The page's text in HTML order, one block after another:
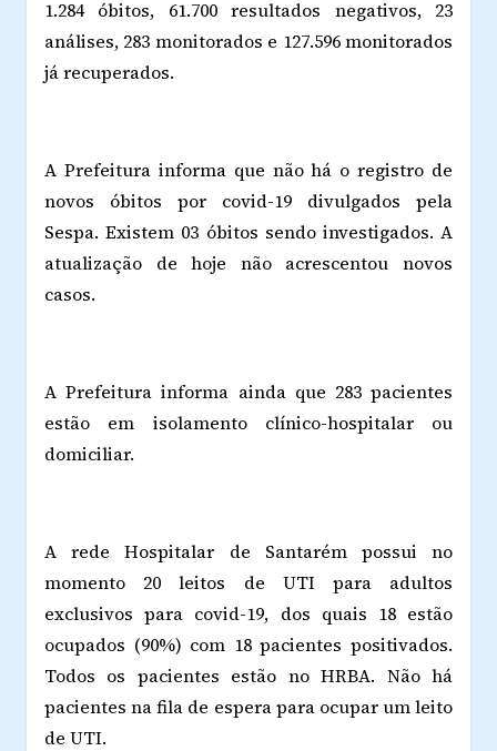
1.284 óbitos, 61.700 resultados negativos, 23
análises, 283 monitorados e 127.596 monitorados
já recuperados.
A Prefeitura informa que não há o registro de
novos óbitos por covid-19 divulgados pela
Sespa. Existem 03 óbitos sendo investigados. A
atualização de hoje não acrescentou novos
casos.
A Prefeitura informa ainda que 283 pacientes
estão em isolamento clínico-hospitalar ou
domiciliar.
A rede Hospitalar de Santarém possui no
momento 20 leitos de UTI para adultos
exclusivos para covid-19, dos quais 18 estão
ocupados (90%) com 18 pacientes positivados.
Todos os pacientes estão no HRBA. Não há
pacientes na fila de espera para ocupar um leito
de UTI.